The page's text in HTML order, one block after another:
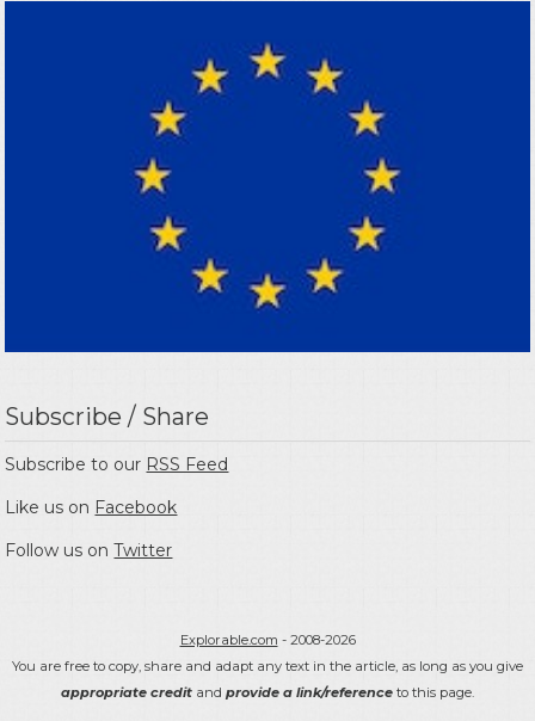
Subscribe / Share
Subscribe to our RSS Feed
Like us on Facebook
Follow us onTwitter
Explorable.com - 2008-2026
You are free to copy, share and adapt any text in the article, as long as you give
appropriate credit and provide a link/reference to this page.